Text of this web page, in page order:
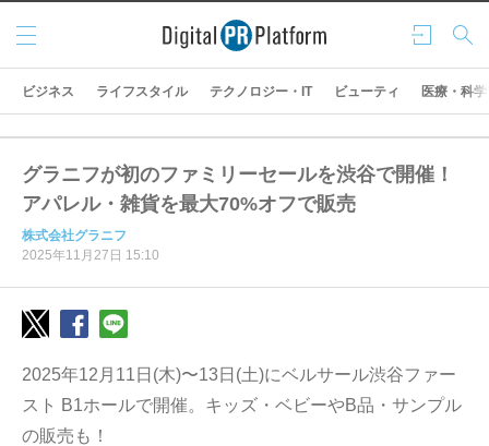
ログ
イン
検索
メニ
ュー
ビジネス ライフスタイル テクノロジー・IT ビューティ 医療・科学
グラニフが初のファミリーセールを渋谷で開催！
アパレル・雑貨を最大70%オフで販売
株式会社グラニフ
2025年11月27日 15:10
2025年12月11日(木)〜13日(土)にベルサール渋谷ファー
スト B1ホールで開催。キッズ・ベビーやB品・サンプル
の販売も！